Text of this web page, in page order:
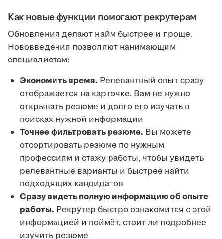
Как новые функции помогают рекрутерам
Обновления делают найм быстрее и проще.
Нововведения позволяют нанимающим
специалистам:
Экономить время. Релевантный опыт сразу
отображается на карточке. Вам не нужно
открывать резюме и долго его изучать в
поисках нужной информации
Точнее фильтровать резюме. Вы можете
отсортировать резюме по нужным
профессиям и стажу работы, чтобы увидеть
релевантные варианты и быстрее найти
подходящих кандидатов
Сразу видеть полную информацию об опыте
работы. Рекрутер быстро ознакомится с этой
информацией и поймёт, стоит ли подробнее
изучить резюме